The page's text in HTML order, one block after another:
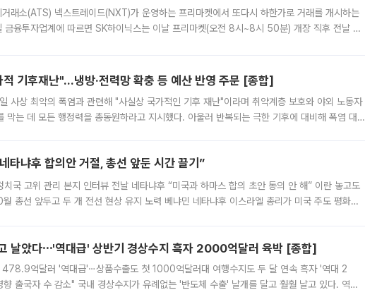
래소(ATS) 넥스트레이드(NXT)가 운영하는 프리마켓에서 또다시 하한가로 거래를 개시하는
금융투자업계에 따르면 SK하이닉스는 이날 프리마켓(오전 8시~8시 50분) 개장 직후 전날 정
기후재난"…냉방·전력망 확충 등 예산 반영 주문 [종합]
사상 최악의 폭염과 관련해 "사실상 국가적인 기후 재난"이라며 취약계층 보호와 야외 노동자
막는 데 모든 행정력을 총동원하라고 지시했다. 아울러 반복되는 극한 기후에 대비해 폭염 대응
타냐후 합의안 거절, 총선 앞둔 시간 끌기”
치국 고위 관리 본지 인터뷰 전날 네타냐후 “미국과 하마스 합의 초안 동의 안 해” 이란 놓고도
월 총선 앞두고 두 개 전선 현상 유지 노력 베냐민 네타냐후 이스라엘 총리가 미국 주도 평화위
날았다⋯'역대급' 상반기 경상수지 흑자 2000억달러 육박 [종합]
478.9억달러 '역대급'⋯상품수출도 첫 1000억달러대 여행수지도 두 달 연속 흑자 '역대 2
출국자 수 감소" 국내 경상수지가 유례없는 '반도체 수출' 날개를 달고 훨훨 날고 있다. 역대